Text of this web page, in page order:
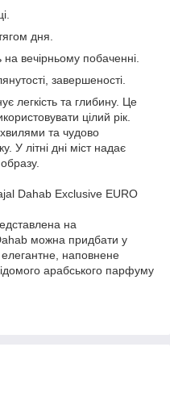
дня.
вечірньому побаченні.
завершеності.
легкість та глибину. Це
цілий рік.
та чудово
У літні дні міст надає
Dahab Exclusive EURO
​​на
можна придбати у
наповнене
арабського парфуму